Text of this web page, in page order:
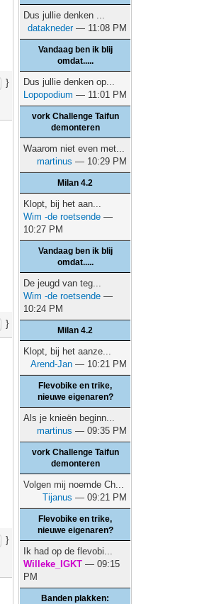
}
}
}
Dus jullie denken ...
datakneder— 11:08 PM
Vandaag ben ik blij
omdat.....
Dus jullie denken op...
Lopopodium — 11:01 PM
vork Challenge Taifun
demonteren
Waarom niet even met...
martinus — 10:29 PM
Milan 4.2
Klopt, bij het aan...
Wim -de roetsende —
10:27 PM
Vandaag ben ik blij
omdat.....
De jeugd van teg...
Wim -de roetsende —
10:24 PM
Milan 4.2
Klopt, bij het aanze...
Arend-Jan — 10:21 PM
Flevobike en trike,
nieuwe eigenaren?
Als je knieën beginn...
martinus — 09:35 PM
vork Challenge Taifun
demonteren
Volgen mij noemde Ch...
Tijanus — 09:21 PM
Flevobike en trike,
nieuwe eigenaren?
Ik had op de flevobi...
Willeke_IGKT — 09:15
PM
Banden plakken: